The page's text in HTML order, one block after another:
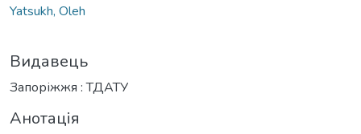
Yatsukh, Oleh
Видавець
Запоріжжя : ТДАТУ
Анотація